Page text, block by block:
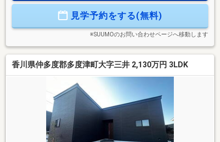
入も可能です。数ある融資機関からお客様に最適な融資先の
見学予約をする(無料)
※SUUMOのお問い合わせページへ移動します
香川県仲多度郡多度津町大字三井 2,130万円 3LDK